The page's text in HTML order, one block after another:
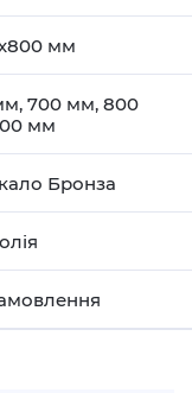
мм
700 мм, 800
мм
Бронза